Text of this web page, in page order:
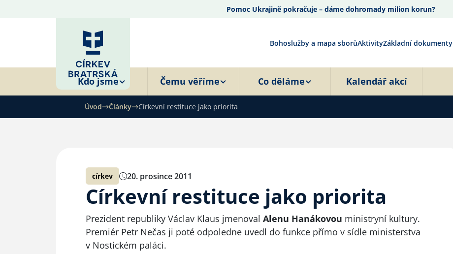
Pomoc Ukrajině pokračuje – dáme dohromady milion korun?
Bohoslužby a mapa sborůAktivityZákladní dokumenty
Kdo jsme Čemu věříme Co děláme Kalendář akcí
Úvod Články Církevní restituce jako priorita
církev 20. prosince 2011
Církevní restituce jako priorita
Prezident republiky Václav Klaus jmenoval Alenu Hanákovou ministryní kultury.
Premiér Petr Nečas ji poté odpoledne uvedl do funkce přímo v sídle ministerstva
v Nostickém paláci.